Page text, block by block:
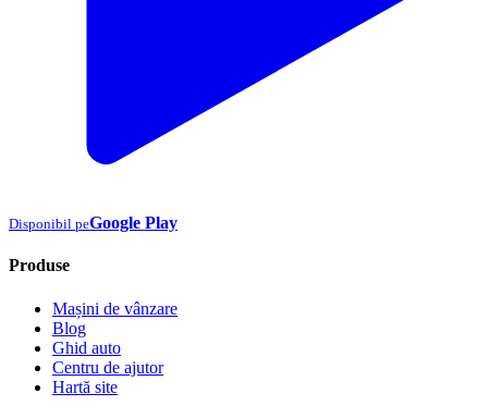
Disponibil peGoogle Play
Produse
Mașini de vânzare
Blog
Ghid auto
Centru de ajutor
Hartă site